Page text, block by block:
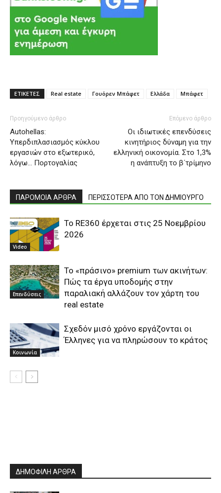
ΕΤΙΚΕΤΕΣ Real estate Γουόρεν Μπάφετ Ελλάδα Μπάφετ
Προηγούμενο άρθρο
Autohellas:
Υπερδιπλασιασμός κύκλου
εργασιών στο εξωτερικό,
λόγω… Πορτογαλίας
Επόμενο άρθρο
Oι ιδιωτικές επενδύσεις
κινητήριος δύναμη για την
ελληνική οικονομία. Στο 1,3%
η ανάπτυξη το β΄τρίμηνο
ΠΑΡΟΜΟΙΑ ΑΡΘΡΑ ΠΕΡΙΣΣΟΤΕΡΑ ΑΠΟ ΤΟΝ ΔΗΜΙΟΥΡΓΟ
Video
Το RE360 έρχεται στις 25 Νοεμβρίου
2026
Επενδύσεις
Το «πράσινο» premium των ακινήτων:
Πώς τα έργα υποδομής στην
παραλιακή αλλάζουν τον χάρτη του
real estate
Κοινωνία
Σχεδόν μισό χρόνο εργάζονται οι
Έλληνες για να πληρώσουν το κράτος
ΔΗΜΟΦΙΛΗ ΑΡΘΡΑ